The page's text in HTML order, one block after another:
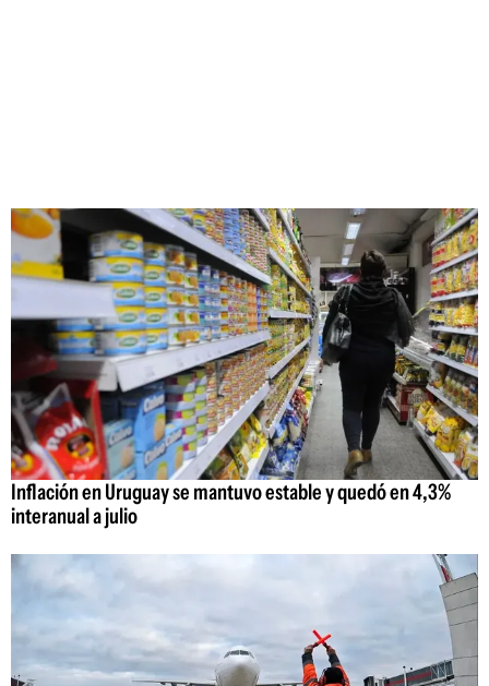
Inflación en Uruguay se mantuvo estable y quedó en 4,3%
interanual a julio